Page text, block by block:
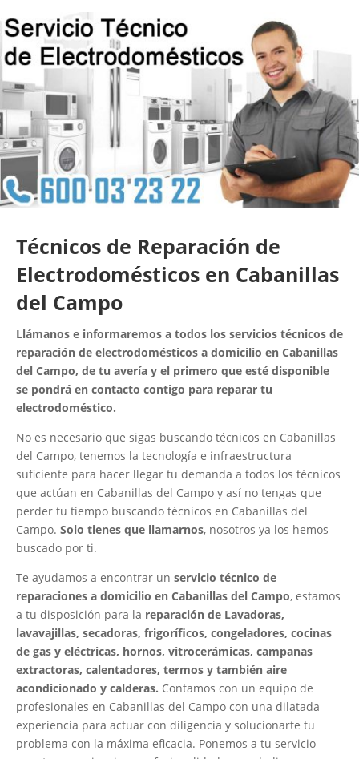
Técnicos de Reparación de
Electrodomésticos en Cabanillas
del Campo
Llámanos e informaremos a todos los servicios técnicos de
reparación de electrodomésticos a domicilio en Cabanillas
del Campo, de tu avería y el primero que esté disponible
se pondrá en contacto contigo para reparar tu
electrodoméstico.
No es necesario que sigas buscando técnicos en Cabanillas
del Campo, tenemos la tecnología e infraestructura
suficiente para hacer llegar tu demanda a todos los técnicos
que actúan en Cabanillas del Campo y así no tengas que
perder tu tiempo buscando técnicos en Cabanillas del
Campo. Solo tienes que llamarnos, nosotros ya los hemos
buscado por ti.
Te ayudamos a encontrar un servicio técnico de
reparaciones a domicilio en Cabanillas del Campo, estamos
a tu disposición para la reparación de Lavadoras,
lavavajillas, secadoras, frigoríficos, congeladores, cocinas
de gas y eléctricas, hornos, vitrocerámicas, campanas
extractoras, calentadores, termos y también aire
acondicionado y calderas. Contamos con un equipo de
profesionales en Cabanillas del Campo con una dilatada
experiencia para actuar con diligencia y solucionarte tu
problema con la máxima eficacia. Ponemos a tu servicio